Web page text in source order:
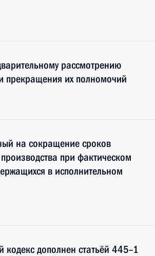
рассмотрению
прекращения их полномочий
на сокращение сроков
при фактическом
в исполнительном
кодекс дополнен статьёй 445–1